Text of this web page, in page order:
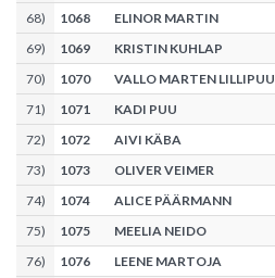
68) 1068
ELINOR MARTIN
69) 1069
KRISTIN KUHLAP
70) 1070
VALLO MARTEN LILLIPUU
71) 1071
KADI PUU
72) 1072
AIVI KÄBA
73) 1073
OLIVER VEIMER
74) 1074
ALICE PÄÄRMANN
75) 1075
MEELIA NEIDO
76) 1076
LEENE MARTOJA